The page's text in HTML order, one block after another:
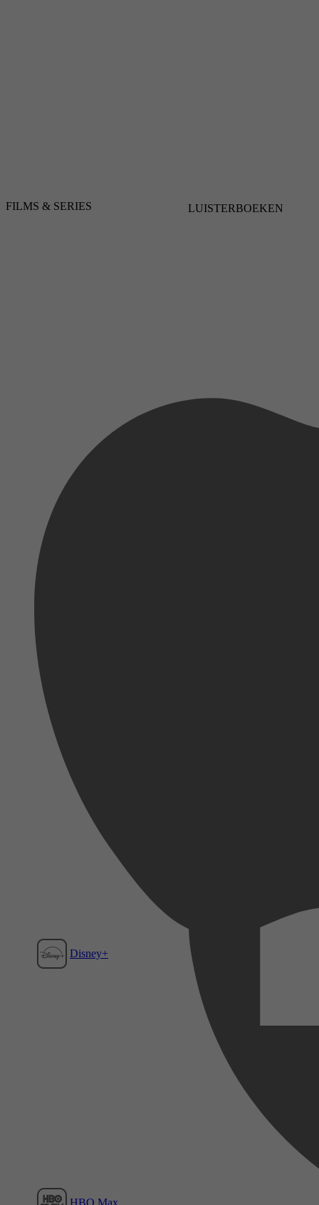
FILMS & SERIES
Disney+
HBO Max
LUISTERBOEKEN